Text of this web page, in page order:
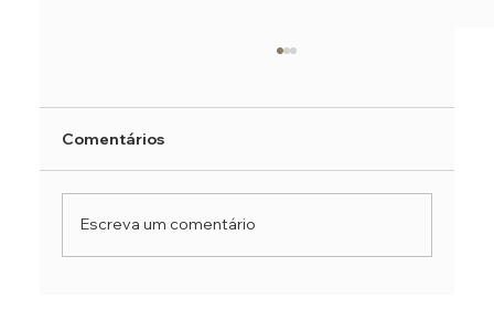
Comentários
Escreva um comentário